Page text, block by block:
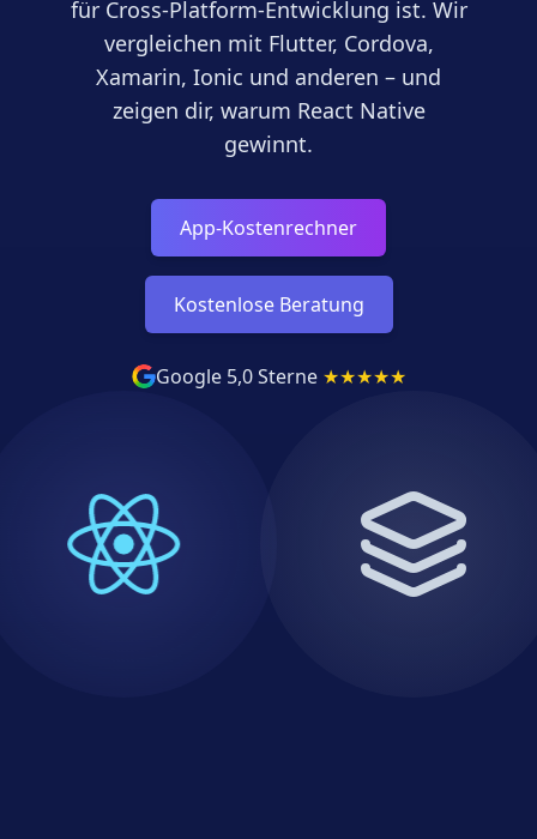
für Cross-Platform-Entwicklung ist. Wir
vergleichen mit Flutter, Cordova,
Xamarin, Ionic und anderen – und
zeigen dir, warum React Native
gewinnt.
App-Kostenrechner
Kostenlose Beratung
Google 5,0 Sterne ★★★★★